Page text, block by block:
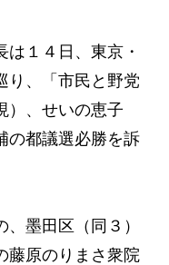
１４日、東京・
り、「市民と野党
）、せいの恵子
の都議選必勝を訴
墨田区（同３）
藤原のりまさ衆院